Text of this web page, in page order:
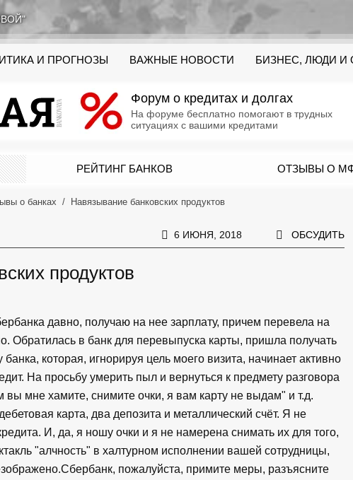
И ПРОГНОЗЫ ВАЖНЫЕ НОВОСТИ БИЗНЕС, ЛЮДИ И
Форум о кредитах и долгах
На форуме бесплатно помогают в трудных
ситуациях с вашими кредитами
РЕЙТИНГ БАНКОВ ОТЗЫВЫ О
о банках Навязывание банковских продуктов
6 ИЮНЯ, 2018 ОБСУДИТЬ
продуктов
давно, получаю на нее зарплату, причем перевела на
Обратилась в банк для перевыпуска карты, пришла получать
которая, игнорируя цель моего визита, начинает активно
На просьбу умерить пыл и вернуться к предмету разговора
вы мне хамите, снимите очки, я вам карту не выдам" и т.д.
карта, два депозита и металлический счёт. Я не
И, да, я ношу очки и я не намерена снимать их для того,
"алчность" в халтурном исполнении вашей сотрудницы,
пожалуйста, примите меры, разъясните